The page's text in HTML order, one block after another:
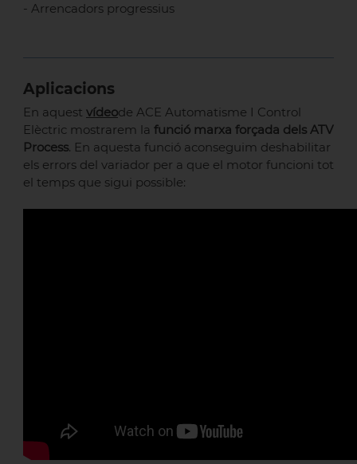
- Arrencadors progressius
Aplicacions
En aquest vídeode ACE Automatisme I Control
Elèctric mostrarem la funció marxa forçada dels ATV
Process. En aquesta funció aconseguim deshabilitar
els errors del variador per a que el motor funcioni tot
el temps que sigui possible: